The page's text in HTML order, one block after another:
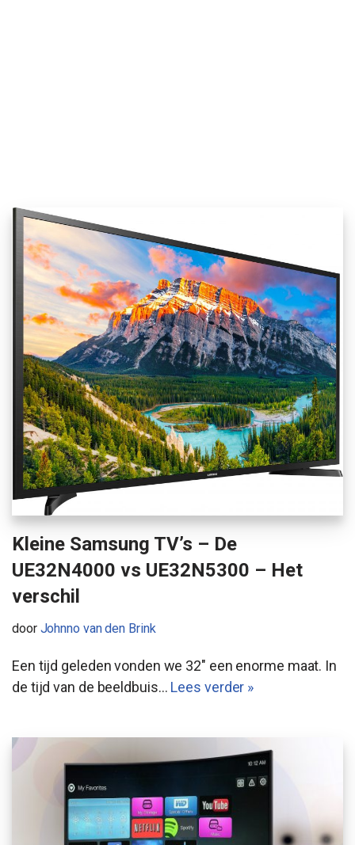
Kleine Samsung TV’s – De
UE32N4000 vs UE32N5300 – Het
verschil
door Johnno van den Brink
Een tijd geleden vonden we 32″ een enorme maat. In
de tijd van de beeldbuis… Lees verder »